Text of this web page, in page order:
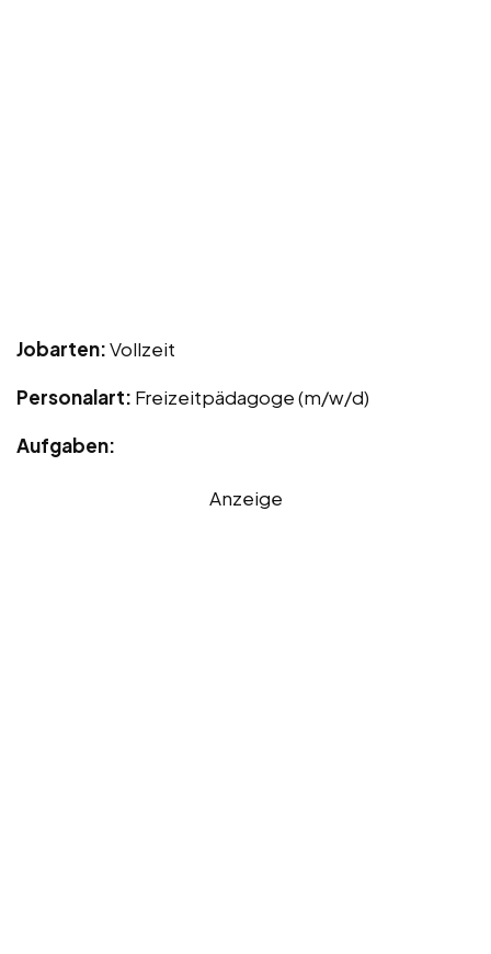
Jobarten:Vollzeit
Personalart: Freizeitpädagoge (m/w/d)
Aufgaben:
Anzeige